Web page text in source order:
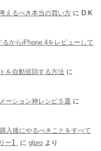
えるべき本当の買い方 に D.K
からiPhone 4をレビューして
を自動巡回する方法 に
ーション神レシピ５選 に
入後にやるべきことをすべて
ー】
に glpro より